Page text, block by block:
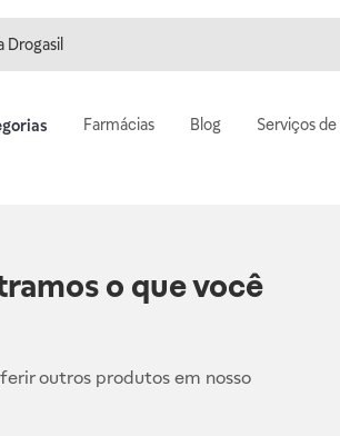
Farmácias Blog Serviços de
o que você
outros produtos em nosso